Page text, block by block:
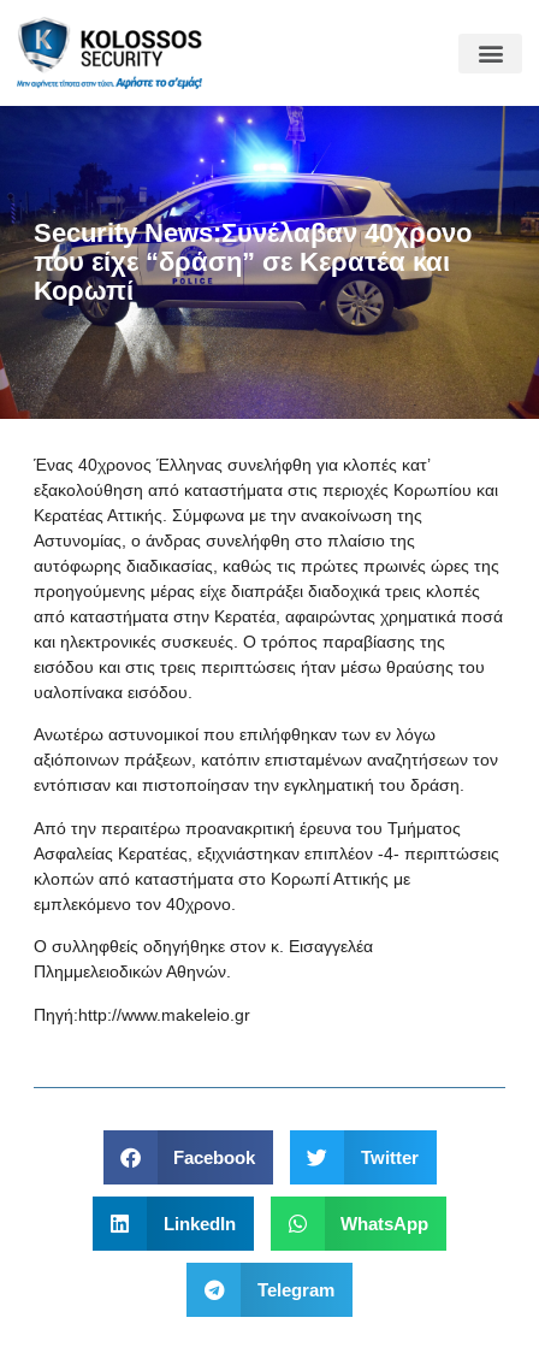
Security News:Συνέλαβαν 40χρονο
που είχε “δράση” σε Κερατέα και
Κορωπί
Ένας 40χρονος Έλληνας συνελήφθη για κλοπές κατ’
εξακολούθηση από καταστήματα στις περιοχές Κορωπίου και
Κερατέας Αττικής. Σύμφωνα με την ανακοίνωση της
Αστυνομίας, ο άνδρας συνελήφθη στο πλαίσιο της
αυτόφωρης διαδικασίας, καθώς τις πρώτες πρωινές ώρες της
προηγούμενης μέρας είχε διαπράξει διαδοχικά τρεις κλοπές
από καταστήματα στην Κερατέα, αφαιρώντας χρηματικά ποσά
και ηλεκτρονικές συσκευές. Ο τρόπος παραβίασης της
εισόδου και στις τρεις περιπτώσεις ήταν μέσω θραύσης του
υαλοπίνακα εισόδου.
Ανωτέρω αστυνομικοί που επιλήφθηκαν των εν λόγω
αξιόποινων πράξεων, κατόπιν επισταμένων αναζητήσεων τον
εντόπισαν και πιστοποίησαν την εγκληματική του δράση.
Από την περαιτέρω προανακριτική έρευνα του Τμήματος
Ασφαλείας Κερατέας, εξιχνιάστηκαν επιπλέον -4- περιπτώσεις
κλοπών από καταστήματα στο Κορωπί Αττικής με
εμπλεκόμενο τον 40χρονο.
Ο συλληφθείς οδηγήθηκε στον κ. Εισαγγελέα
Πλημμελειοδικών Αθηνών.
Πηγή:http://www.makeleio.gr
Facebook Twitter
LinkedIn WhatsApp
Telegram